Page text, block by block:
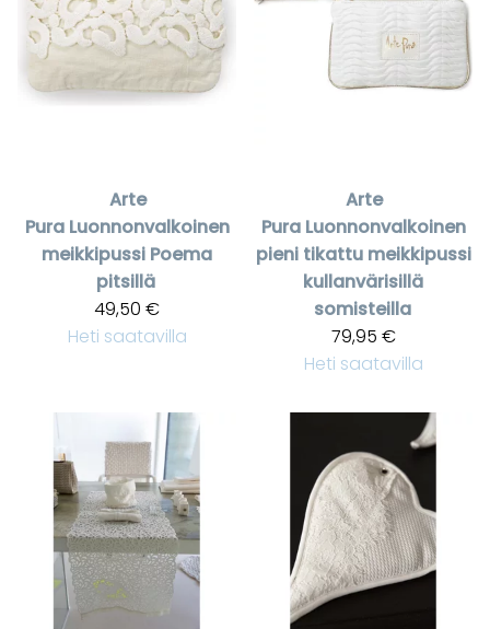
Arte
Pura Luonnonvalkoinen
meikkipussi Poema
pitsillä
49,50 €
Heti saatavilla
Arte
Pura Luonnonvalkoinen
pieni tikattu meikkipussi
kullanvärisillä
somisteilla
79,95 €
Heti saatavilla